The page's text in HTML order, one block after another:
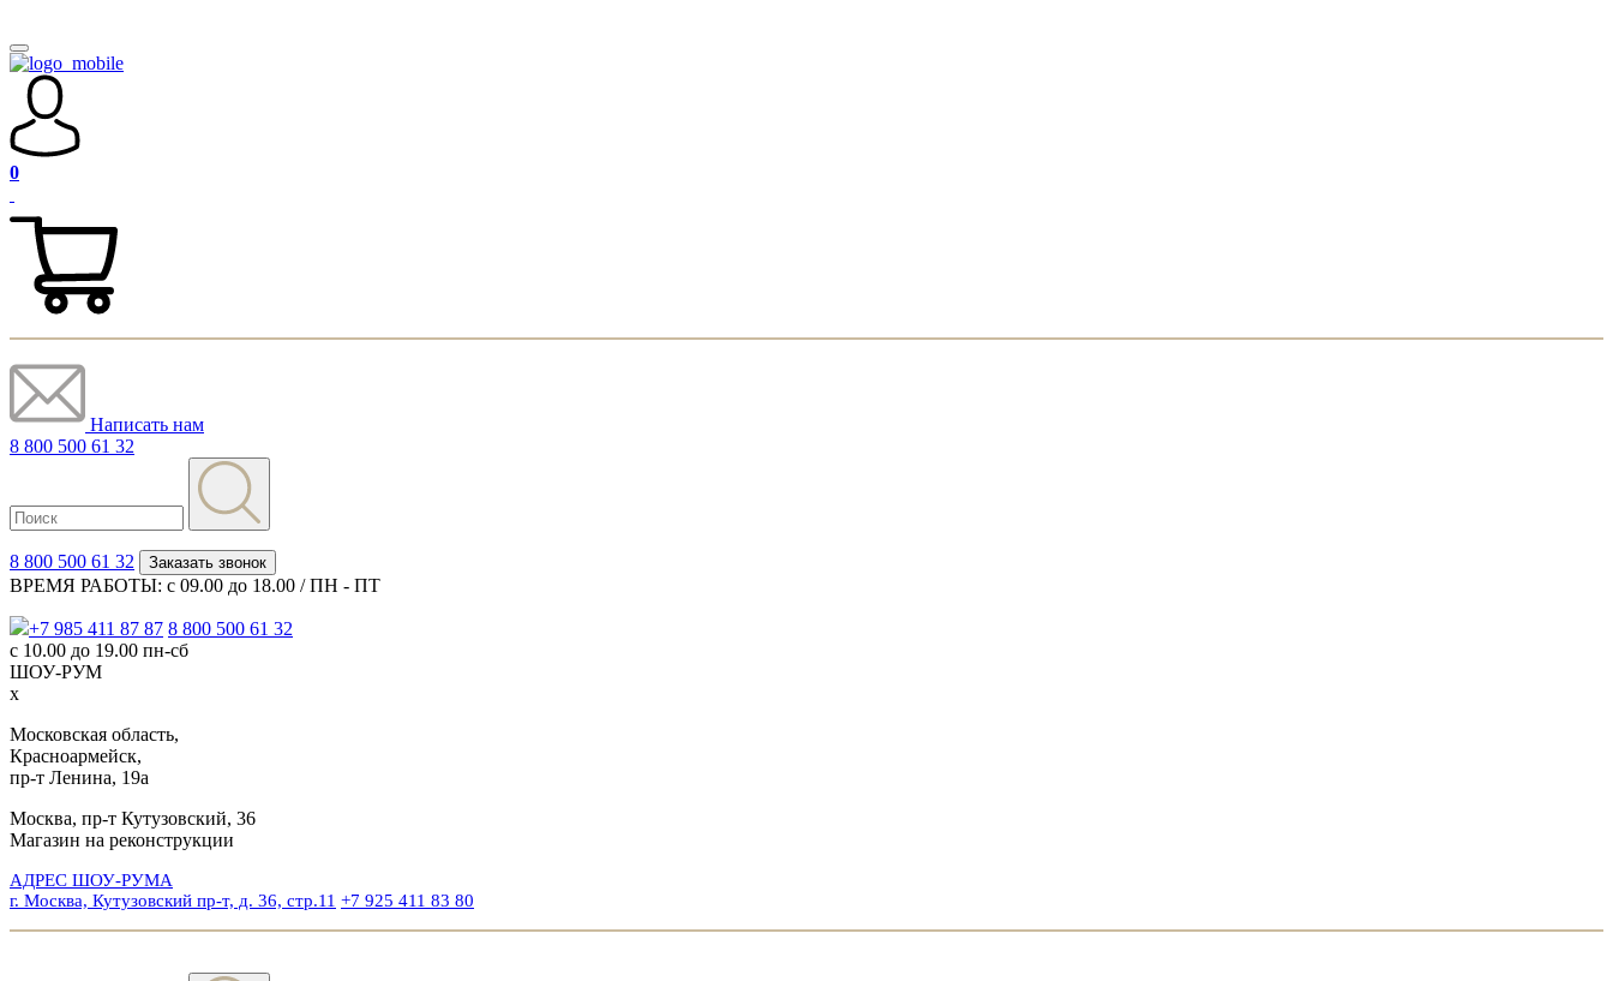
0
Написать нам
8 800 500 61 32
8 800 500 61 32 Заказать звонок
ВРЕМЯ РАБОТЫ: с 09.00 до 18.00 / ПН - ПТ
+7 985 411 87 87 8 800 500 61 32
с 10.00 до 19.00 пн-сб
ШОУ-РУМ
x
Московская область,
Красноармейск,
пр-т Ленина, 19а
Москва, пр-т Кутузовский, 36
Магазин на реконструкции
АДРЕС ШОУ-РУМА
г. Москва, Кутузовский пр-т, д. 36, стр.11 +7 925 411 83 80